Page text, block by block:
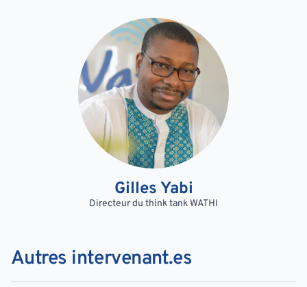
Gilles Yabi
Directeur du think tank WATHI
Autres intervenant.es